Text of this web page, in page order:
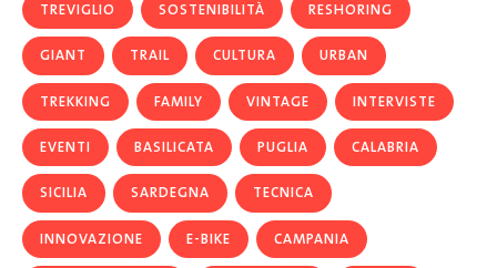
TREVIGLIO SOSTENIBILITÀ RESHORING
GIANT TRAIL CULTURA URBAN
TREKKING FAMILY VINTAGE INTERVISTE
EVENTI BASILICATA PUGLIA CALABRIA
SICILIA SARDEGNA TECNICA
INNOVAZIONE E-BIKE CAMPANIA